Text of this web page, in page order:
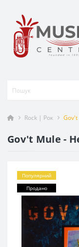
Rock | Рок Gov't
Gov't Mule -
Популярний
Продано